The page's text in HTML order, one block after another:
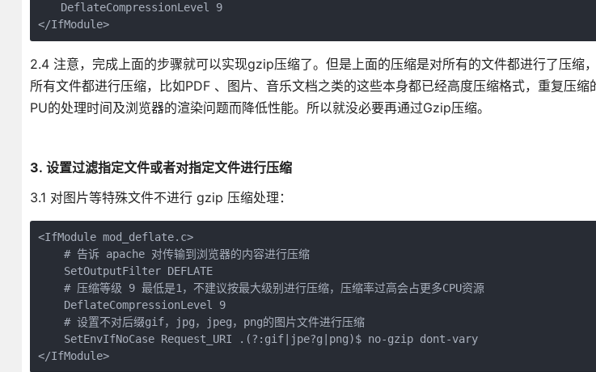
DeflateCompressionLevel 9
</IfModule>
2.4 注意，完成上面的步骤就可以实现gzip压缩了。但是上面的压缩是对所有的文件都进行了压缩
所有文件都进行压缩，比如PDF 、图片、音乐文档之类的这些本身都已经高度压缩格式，重复压
PU的处理时间及浏览器的渲染问题而降低性能。所以就没必要再通过Gzip压缩。
3. 设置过滤指定文件或者对指定文件进行压缩
3.1 对图片等特殊文件不进行 gzip 压缩处理：
<IfModule mod_deflate.c>
    # 告诉 apache 对传输到浏览器的内容进行压缩
    SetOutputFilter DEFLATE
    # 压缩等级 9 最低是1，不建议按最大级别进行压缩，压缩率过高会占更多CPU资源
    DeflateCompressionLevel 9
    # 设置不对后缀gif，jpg，jpeg，png的图片文件进行压缩
    SetEnvIfNoCase Request_URI .(?:gif|jpe?g|png)$ no-gzip dont-vary
</IfModule>